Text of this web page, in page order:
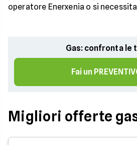
operatore Enerxenia o si
Gas: confronta le
Fai un
Migliori offerte